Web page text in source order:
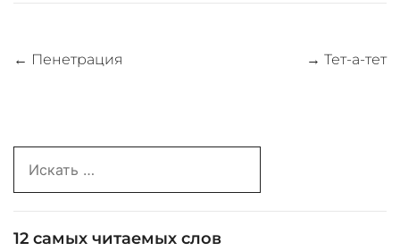
Навигация
← Пенетрация → Тет-а-тет
for:
12 самых читаемых слов